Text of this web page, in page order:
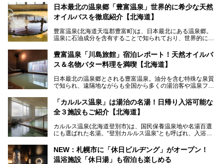
動拠点である北海道の銭湯「湯屋・サーモン」にて、メンズ
スキンケアブランド バルクオムの「ONE DAY KIT」を数量
限定でプレゼントいたします。
で、ぜひお試しください。※6月13日配布開始、なくなり次
第終了
───
提供元：株式会社バルクオム【PR】
この記事は株式会社バルクオム商品のPR記事です。
日本最北の温泉郷「豊富温泉」世界的に希少な天然
オイルバスを徹底紹介【北海道】
豊富温泉(北海道天塩郡豊富町)は、日本最北にある温泉郷。
温泉に石油成分を含有することで知られており、世界的にも
に特効があると言われ、遠隔地ながらも全国から湯治・療養
目的で多くの人々が訪れます。
地体験し、独自の視点で豊富温泉の“天然オイルバス”をレポ
ート。温泉地概要や日帰り入浴施設をはじめ、宿泊施設・ア
豊富温泉「川島旅館」宿泊レポート！天然オイルバ
ス＆名物バター料理を満喫【北海道】
日本最北の温泉郷とされる豊富温泉。油分を含む特殊な泉質
で知られ、遠隔地ながらも全国から多くの湯治客や温泉ファ
「川島旅館」は、豊富温泉の開湯当初から営業する老舗旅
館。とりわけ温泉の良さと名物のバター料理に定評があり、
の温泉や料理をはじめ、パブリックスペース・客室など宿の
全貌を徹底的にご紹介します！
「カルルス温泉」は湯治の名湯！日帰り入浴可能な
全３施設もご紹介【北海道】
カルルス温泉(北海道登別市)は、国民保養温泉地や名湯百選
にも選ばれた名湯。“登別カルルス温泉”とも呼ばれ、入浴剤
豊かな登別温泉とは対照的な存在で、今も湯治場的な要素が
残る閑静な温泉地です。
NEW：札幌市に「休日ビルヂング」がオープン！
温浴施設「休日湯」も宿泊も楽しめる